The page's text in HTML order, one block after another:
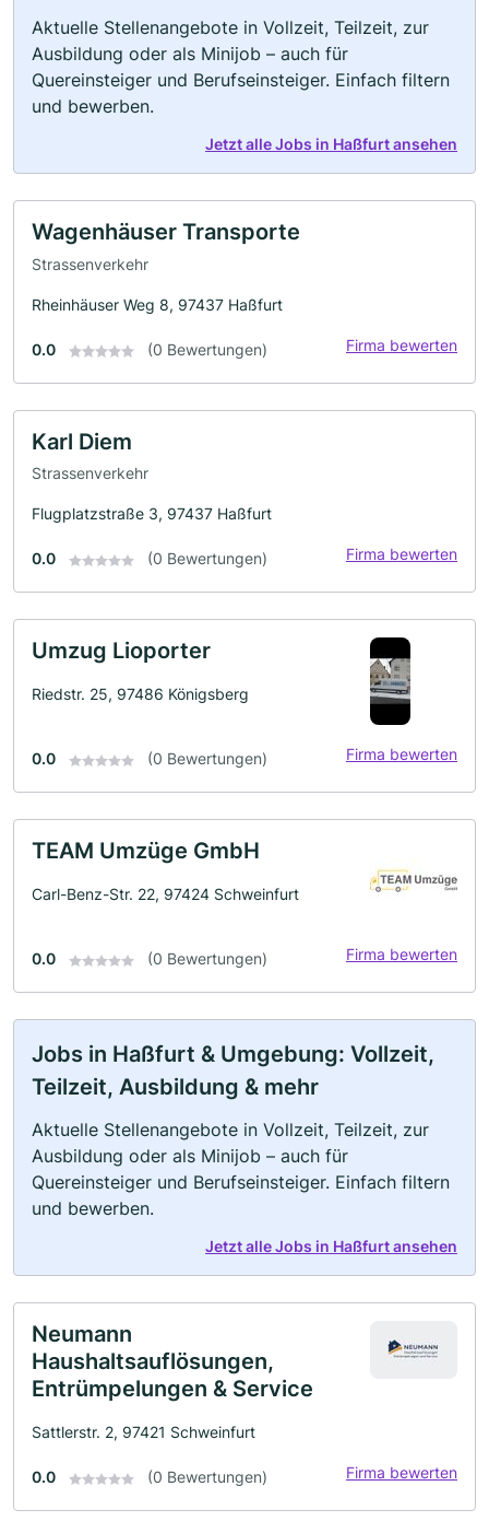
Aktuelle Stellenangebote in Vollzeit, Teilzeit, zur
Ausbildung oder als Minijob – auch für
Quereinsteiger und Berufseinsteiger. Einfach filtern
und bewerben.
Jetzt alle Jobs in Haßfurt ansehen
Wagenhäuser Transporte
Strassenverkehr
Rheinhäuser Weg 8, 97437 Haßfurt
0.0 (0 Bewertungen) Firma bewerten
Karl Diem
Strassenverkehr
Flugplatzstraße 3, 97437 Haßfurt
0.0 (0 Bewertungen) Firma bewerten
Umzug Lioporter
Riedstr. 25, 97486 Königsberg
0.0 (0 Bewertungen) Firma bewerten
TEAM Umzüge GmbH
Carl-Benz-Str. 22, 97424 Schweinfurt
0.0 (0 Bewertungen) Firma bewerten
Jobs in Haßfurt & Umgebung: Vollzeit,
Teilzeit, Ausbildung & mehr
Aktuelle Stellenangebote in Vollzeit, Teilzeit, zur
Ausbildung oder als Minijob – auch für
Quereinsteiger und Berufseinsteiger. Einfach filtern
und bewerben.
Jetzt alle Jobs in Haßfurt ansehen
Neumann
Haushaltsauflösungen,
Entrümpelungen & Service
Sattlerstr. 2, 97421 Schweinfurt
0.0 (0 Bewertungen) Firma bewerten